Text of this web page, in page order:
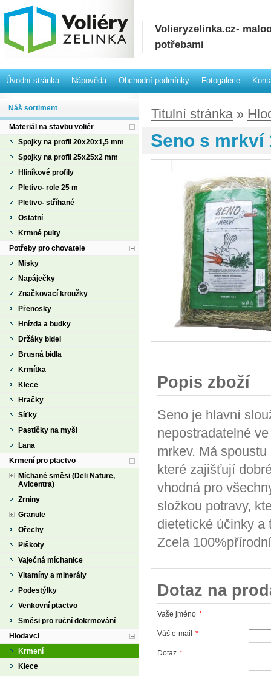
Volieryzelinka.cz-
potřebami
Úvodní stránka Nápověda Obchodní podmínky Fotogalerie
Titulní stránka»
Seno s mrkví
Popis zboží
Seno je hlavní
nepostradatelné
mrkev. Má
které zajišťují
vhodná pro
složkou potravy,
dietetické účinky a
Zcela
Dotaz na
Vaše jméno *
Váš e-mail *
Dotaz *
Náš sortiment
Materiál na stavbu voliér
Spojky na profil 20x20x1,5 mm
Spojky na profil 25x25x2 mm
Hliníkové profily
Pletivo- role 25 m
Pletivo- stříhané
Ostatní
Krmné pulty
Potřeby pro chovatele
Misky
Napáječky
Značkovací kroužky
Přenosky
Hnízda a budky
Držáky bidel
Brusná bidla
Krmítka
Klece
Hračky
Síťky
Pastičky na myši
Lana
Krmení pro ptactvo
Míchané směsi (Deli Nature,
Avicentra)
Zrniny
Granule
Ořechy
Piškoty
Vaječná míchanice
Vitamíny a minerály
Podestýlky
Venkovní ptactvo
Směsi pro ruční dokrmování
Hlodavci
Krmení
Klece